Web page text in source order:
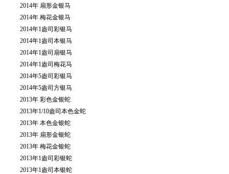
2014年 扇形金银马
2014年 梅花金银马
2014年1盎司彩银马
2014年1盎司本银马
2014年1盎司扇银马
2014年1盎司梅花马
2014年5盎司彩银马
2014年5盎司方银马
2013年 彩色金银蛇
2013年1/10盎司本色金蛇
2013年 本色金银蛇
2013年 扇形金银蛇
2013年 梅花金银蛇
2013年1盎司彩银蛇
2013年1盎司本银蛇